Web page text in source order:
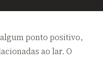
ponto positivo,
ao lar. O